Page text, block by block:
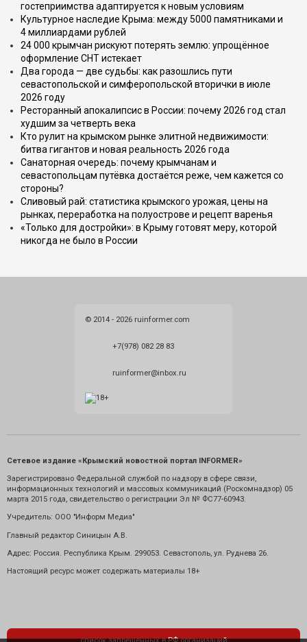
гостеприимства адаптируется к новым условиям
Культурное наследие Крыма: между 5000 памятниками и
4 миллиардами рублей
24 000 крымчан рискуют потерять землю: упрощённое
оформление СНТ истекает
Два города — две судьбы: как разошлись пути
севастопольской и симферопольской вторички в июле
2026 году
Ресторанный апокалипсис в России: почему 2026 год стал
худшим за четверть века
Кто рулит на крымском рынке элитной недвижимости:
битва гигантов и новая реальность 2026 года
Санаторная очередь: почему крымчанам и
севастопольцам путёвка достаётся реже, чем кажется со
стороны?
Сливовый рай: статистика крымского урожая, цены на
рынках, переработка на полуострове и рецепт варенья
«Только для достройки»: в Крыму готовят меру, которой
никогда не было в России
© 2014 - 2026 ruinformer.com
+7(978) 082 28 83
ruinformer@inbox.ru
Сетевое издание «Крымский новостной портал INFORMER»
Зарегистрировано Федеральной службой по надзору в сфере связи,
информационных технологий и массовых коммуникаций (Роскомнадзор) 05
марта 2015 года, свидетельство о регистрации Эл № ФС77-60943.
Учредитель: ООО "Информ Медиа"
Главный редактор Синицын А.В.
Адрес: Россия. Республика Крым. 299053. Севастополь, ул. Руднева 26.
Настоящий ресурс может содержать материалы 18+